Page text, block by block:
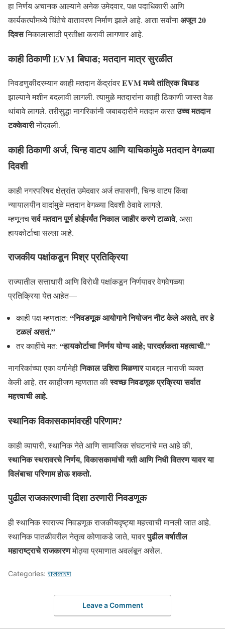
हा निर्णय अचानक आल्याने अनेक उमेदवार, पक्ष पदाधिकारी आणि
कार्यकर्त्यांमध्ये चिंतेचे वातावरण निर्माण झाले आहे. आता सर्वांनाअजून 20
दिवसनिकालासाठी प्रतीक्षा करावी लागणार आहे.
काही ठिकाणी EVM बिघाड; मतदान मात्र सुरळीत
निवडणुकीदरम्यान काही मतदान केंद्रांवरEVM मध्ये तांत्रिक बिघाड
झाल्याने मशीन बदलावी लागली. त्यामुळे मतदारांना काही ठिकाणी जास्त वेळ
थांबावे लागले. तरीसुद्धा नागरिकांनी जबाबदारीने मतदान करतउच्च मतदान
टक्केवारीनोंदवली.
काही ठिकाणी अर्ज, चिन्ह वाटप आणि याचिकांमुळे मतदान वेगळ्या
दिवशी
काही नगरपरिषद क्षेत्रांत उमेदवार अर्ज तपासणी, चिन्ह वाटप किंवा
न्यायालयीन वादांमुळे मतदान वेगळ्या दिवशी ठेवावे लागले.
म्हणूनचसर्व मतदान पूर्ण होईपर्यंत निकाल जाहीर करणे टाळावे, असा
हायकोर्टाचा सल्ला आहे.
राजकीय पक्षांकडून मिश्र प्रतिक्रिया
राज्यातील सत्ताधारी आणि विरोधी पक्षांकडून निर्णयावर वेगवेगळ्या
प्रतिक्रिया येत आहेत—
काही पक्ष म्हणतात: “निवडणूक आयोगाने नियोजन नीट केले असते, तर हे
टळलं असतं.”
तर काहींचे मत: “हायकोर्टाचा निर्णय योग्य आहे; पारदर्शकता महत्वाची.”
नागरिकांच्या एका वर्गानेहीनिकाल उशिरा मिळणारयाबद्दल नाराजी व्यक्त
केली आहे, तर काहीजण म्हणतात कीस्वच्छ निवडणूक प्रक्रिया सर्वात
महत्त्वाची आहे.
स्थानिक विकासकामांवरही परिणाम?
काही व्यापारी, स्थानिक नेते आणि सामाजिक संघटनांचे मत आहे की,
स्थानिक स्थरावरचे निर्णय, विकासकामांची गती आणि निधी वितरण यावर या
विलंबाचा परिणाम होऊ शकतो.
पुढील राजकारणाची दिशा ठरणारी निवडणूक
ही स्थानिक स्वराज्य निवडणूक राजकीयदृष्ट्या महत्त्वाची मानली जात आहे.
स्थानिक पातळीवरील नेतृत्व कोणाकडे जाते, यावरपुढील वर्षातील
महाराष्ट्राचे राजकारणमोठ्या प्रमाणात अवलंबून असेल.
Categories: राजकारण
Leave a Comment